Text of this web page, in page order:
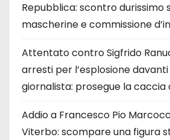
Repubblica: scontro durissimo
mascherine e commissione
Attentato contro Sigfrido
arresti per l’esplosione
giornalista: prosegue la caccia
Addio a Francesco Pio
Viterbo: scompare una figura